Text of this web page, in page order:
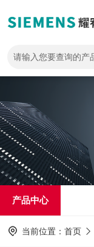
产品中心
当前位置： 首页